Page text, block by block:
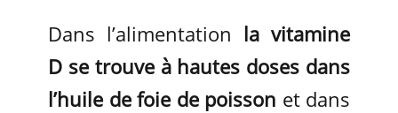
Dans l’alimentation la vitamine
D se trouve à hautes doses dans
l’huile de foie de poisson et dans